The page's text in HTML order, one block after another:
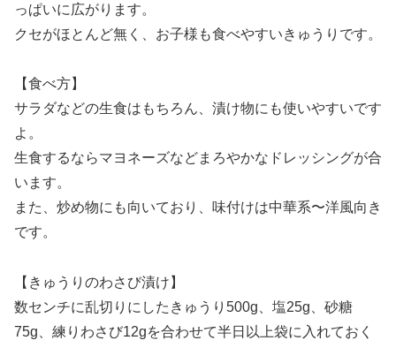
っぱいに広がります。
クセがほとんど無く、お子様も食べやすいきゅうりです。
【食べ方】
サラダなどの生食はもちろん、漬け物にも使いやすいです
よ。
生食するならマヨネーズなどまろやかなドレッシングが合
います。
また、炒め物にも向いており、味付けは中華系〜洋風向き
です。
【きゅうりのわさび漬け】
数センチに乱切りにしたきゅうり500g、塩25g、砂糖
75g、練りわさび12gを合わせて半日以上袋に入れておく